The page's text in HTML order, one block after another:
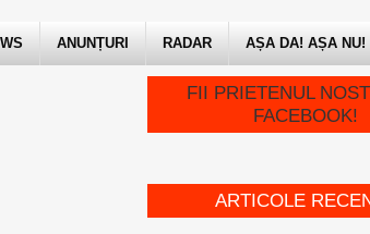
ANUNȚURI RADAR AȘA DA! AȘA NU!
FII PRIETENUL
FACEBOOK!
ARTICOLE